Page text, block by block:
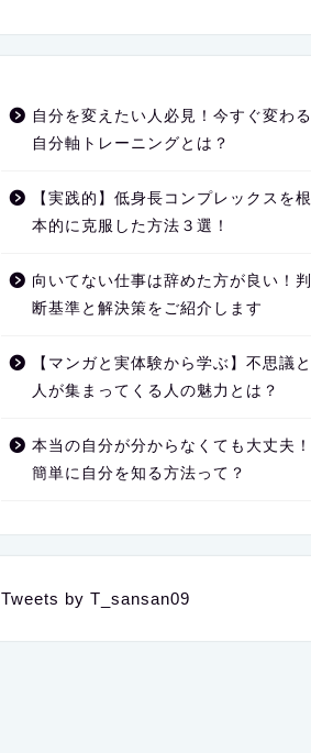
自分を変えたい人必見！今すぐ変わる
自分軸トレーニングとは？
【実践的】低身長コンプレックスを根
本的に克服した方法３選！
向いてない仕事は辞めた方が良い！判
断基準と解決策をご紹介します
【マンガと実体験から学ぶ】不思議と
人が集まってくる人の魅力とは？
本当の自分が分からなくても大丈夫！
簡単に自分を知る方法って？
Tweets by T_sansan09